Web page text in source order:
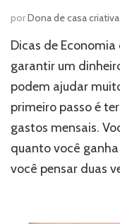
porDona de casa criativa
Dicas de
garantir um
podem ajudar
primeiro passo é
gastos mensais.
quanto você
você pensar duas